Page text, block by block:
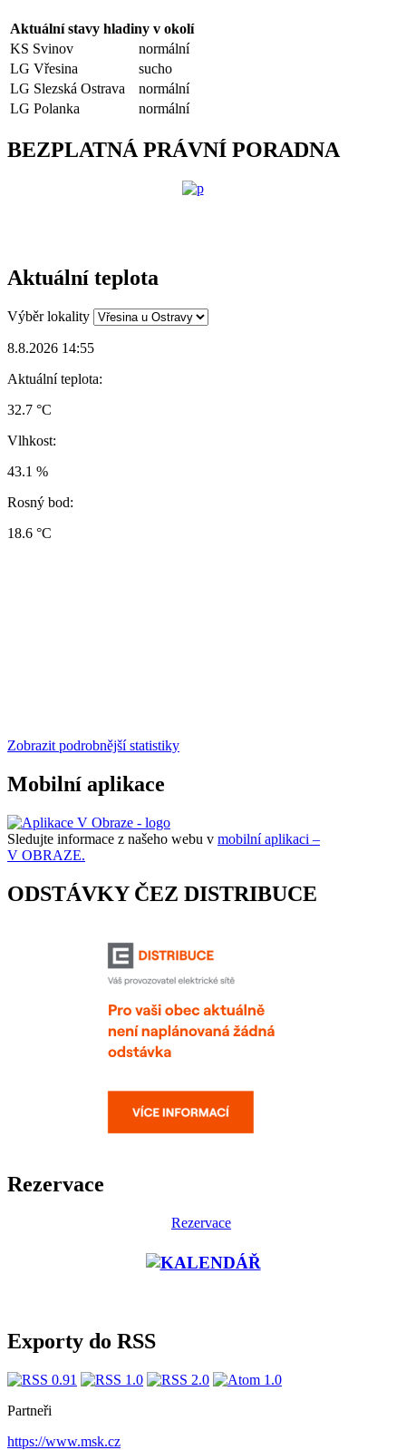
Aktuální stavy hladiny v okolí
KS Svinov
normální
LG Vřesina
sucho
LG Slezská Ostrava
normální
LG Polanka
normální
BEZPLATNÁ PRÁVNÍ PORADNA
Aktuální teplota
Výběr lokality
8.8.2026 14:55
Aktuální teplota:
32.7 °C
Vlhkost:
43.1 %
Rosný bod:
18.6 °C
Zobrazit podrobnější statistiky
Mobilní aplikace
Sledujte informace z našeho webu v mobilní aplikaci –
V OBRAZE.
ODSTÁVKY ČEZ DISTRIBUCE
Rezervace
Rezervace
Exporty do RSS
Partneři
https://www.msk.cz